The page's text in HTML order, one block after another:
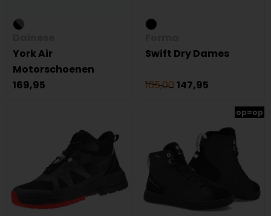
York Air
Motorschoenen
169,95
Swift Dry Dames
165,00147,95
op=op